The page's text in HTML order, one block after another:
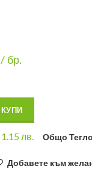
/ бр.
КУПИ
1.15 лв. Общо
Добавете към